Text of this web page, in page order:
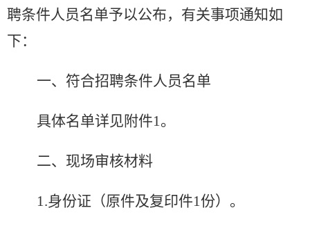
聘条件人员名单予以公布，有关事项通知如
下：
一、符合招聘条件人员名单
具体名单详见附件1 。
二、现场审核材料
1.身份证（原件及复印件1份）。